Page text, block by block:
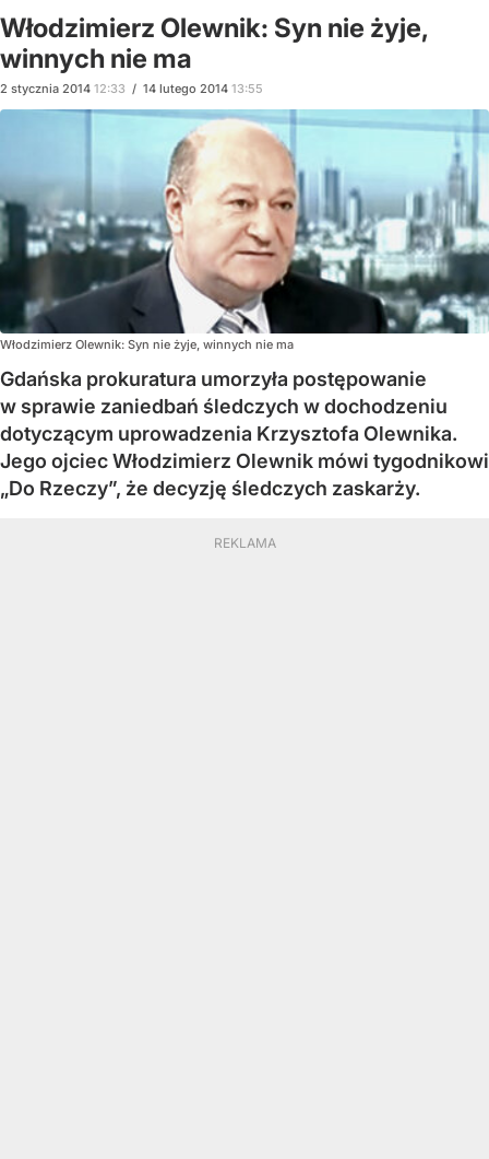
Włodzimierz Olewnik: Syn nie żyje,
winnych nie ma
2 stycznia 2014 12:33 / 14 lutego 2014 13:55
Włodzimierz Olewnik: Syn nie żyje, winnych nie ma
Gdańska prokuratura umorzyła postępowanie
w sprawie zaniedbań śledczych w dochodzeniu
dotyczącym uprowadzenia Krzysztofa Olewnika.
Jego ojciec Włodzimierz Olewnik mówi tygodnikowi
„Do Rzeczy”, że decyzję śledczych zaskarży.